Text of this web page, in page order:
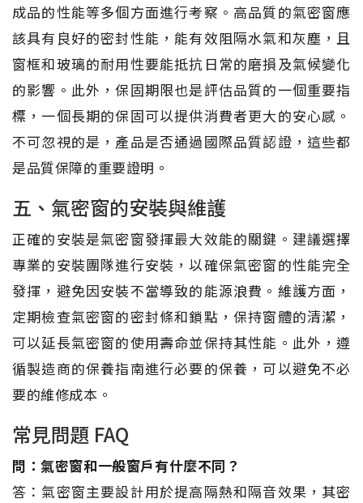
成品的性能等多個方面進行考察。高品質的氣密窗應
該具有良好的密封性能，能有效阻隔水氣和灰塵，且
窗框和玻璃的耐用性要能抵抗日常的磨損及氣候變化
的影響。此外，保固期限也是評估品質的一個重要指
標，一個長期的保固可以提供消費者更大的安心感。
不可忽視的是，產品是否通過國際品質認證，這些都
是品質保障的重要證明。
五、氣密窗的安裝與維護
正確的安裝是氣密窗發揮最大效能的關鍵。建議選擇
專業的安裝團隊進行安裝，以確保氣密窗的性能完全
發揮，避免因安裝不當導致的能源浪費。維護方面，
定期檢查氣密窗的密封條和鎖點，保持窗體的清潔，
可以延長氣密窗的使用壽命並保持其性能。此外，遵
循製造商的保養指南進行必要的保養，可以避免不必
要的維修成本。
常見問題 FAQ
問：氣密窗和一般窗戶有什麼不同？
答：氣密窗主要設計用於提高隔熱和隔音效果，其密